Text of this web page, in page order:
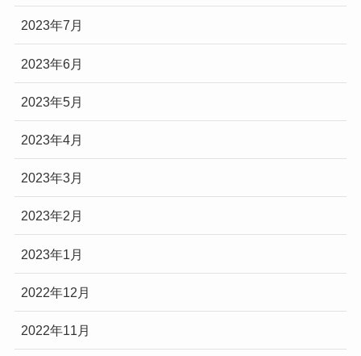
2023年7月
2023年6月
2023年5月
2023年4月
2023年3月
2023年2月
2023年1月
2022年12月
2022年11月